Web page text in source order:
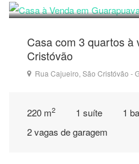
Casa com 3 quartos à
Cristóvão
Rua Cajueiro, São Cristóvão -
220 m2 1 suíte
1
2 vagas de garagem